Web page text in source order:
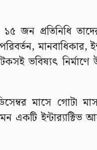
১৫ জন প্রতিনিধি
মানবাধিকার,
টেকসই ভবিষ্যৎ
মাসে গোটা
একটি